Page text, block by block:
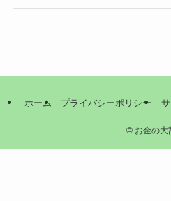
ホーム プライバシーポリシー
©お金の大